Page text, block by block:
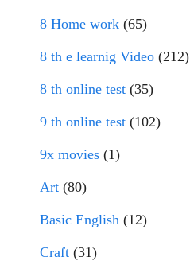
8 Home work (65)
8 th e learnig Video (212)
8 th online test (35)
9 th online test (102)
9x movies (1)
Art (80)
Basic English (12)
Craft (31)